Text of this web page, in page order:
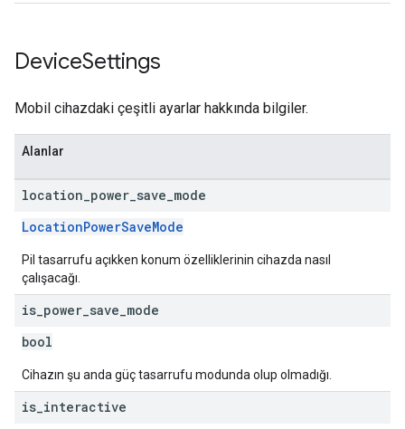
DeviceSettings
Mobil cihazdaki çeşitli ayarlar hakkında bilgiler.
Alanlar
location power save mode
LocationPowerSaveMode
Pil tasarrufu açıkken konum özelliklerinin cihazda nasıl
çalışacağı.
is power save mode
bool
Cihazın şu anda güç tasarrufu modunda olup olmadığı.
is interactive